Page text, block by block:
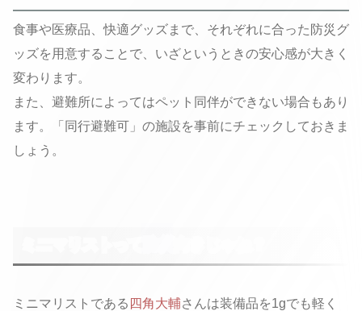
食事や医療品、快適グッズまで、それぞれに合った防災グ
ッズを用意することで、いざというときの安心感が大きく
変わります。
また、避難所によってはペット同伴ができない場合もあり
ます。「同行避難可」の施設を事前にチェックしておきま
しょう。
ミニマリストである 四角大輔さんは装備品を1gでも軽く